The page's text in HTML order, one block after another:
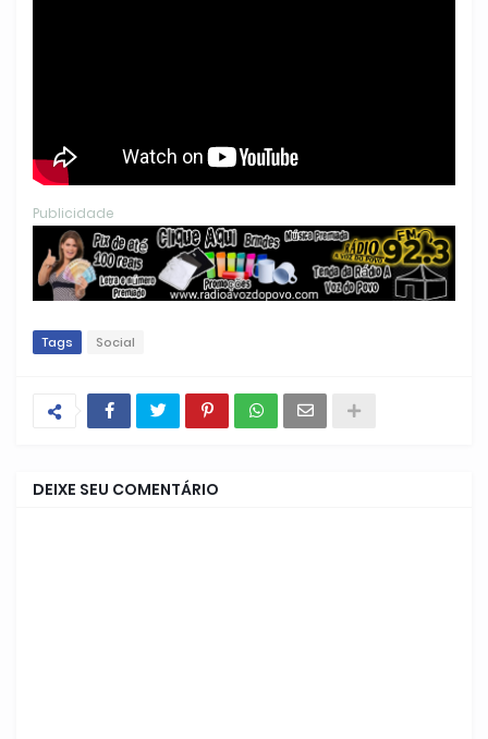
Publicidade
Tags Social
DEIXE SEU COMENTÁRIO